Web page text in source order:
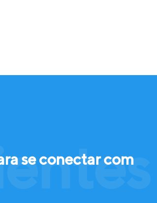
se conectar com